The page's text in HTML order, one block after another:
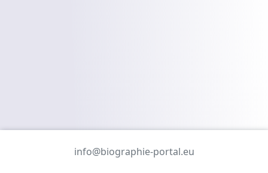
info@biographie-portal.eu